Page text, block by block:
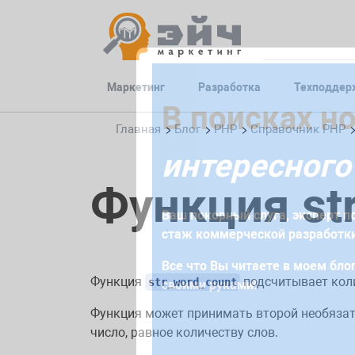
Маркетинг Разработка
Главная Блог PHP Справочник PHP
Функция
Функция str_word_count подсчитывает
Функция может принимать второй
число, равное количеству слов.
Заполните
Для начала сотрудничества
получите коммерческое
требований и поставленных
В поисках
Ваш покорный слуга, эксперт
стаж коммерческой
Все что Вы читаете в моем
своими руками!